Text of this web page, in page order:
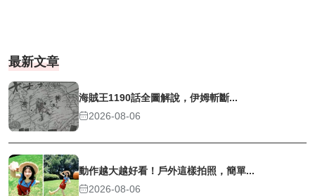
最新文章
海賊王1190話全圖解說，伊姆斬斷...
2026-08-06
動作越大越好看！戶外這樣拍照，簡單...
2026-08-06